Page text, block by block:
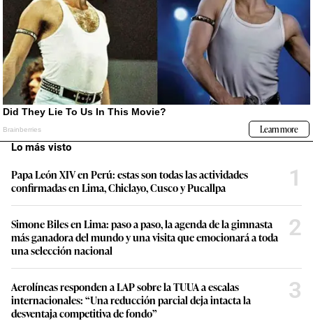
Lo más visto
Papa León XIV en Perú: estas son todas las actividades
confirmadas en Lima, Chiclayo, Cusco y Pucallpa
1
Simone Biles en Lima: paso a paso, la agenda de la gimnasta
más ganadora del mundo y una visita que emocionará a toda
una selección nacional
2
Aerolíneas responden a LAP sobre la TUUA a escalas
internacionales: “Una reducción parcial deja intacta la
desventaja competitiva de fondo”
3